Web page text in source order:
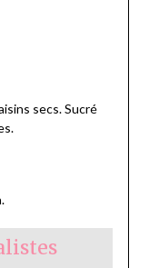
secs. Sucré